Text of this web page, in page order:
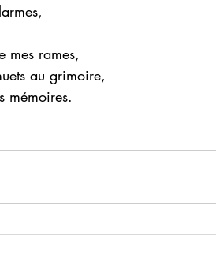
mes rames,
au grimoire,
mémoires.